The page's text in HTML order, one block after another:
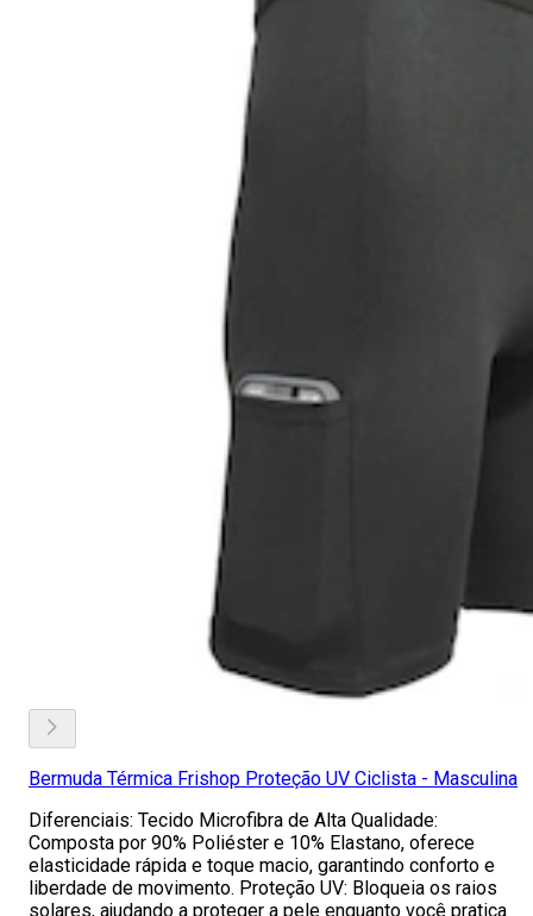
Bermuda Térmica Frishop Proteção UV Ciclista - Masculina
Diferenciais: Tecido Microfibra de Alta Qualidade:
Composta por 90% Poliéster e 10% Elastano, oferece
elasticidade rápida e toque macio, garantindo conforto e
liberdade de movimento. Proteção UV: Bloqueia os raios
solares, ajudando a proteger a pele enquanto você pratica